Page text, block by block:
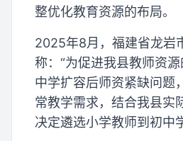
整优化教育资源的布局。
2025年8月，福建省龙岩
称：“为促进我县教师资
中学扩容后师资紧缺问题
常教学需求，结合我县实
决定遴选小学教师到初中